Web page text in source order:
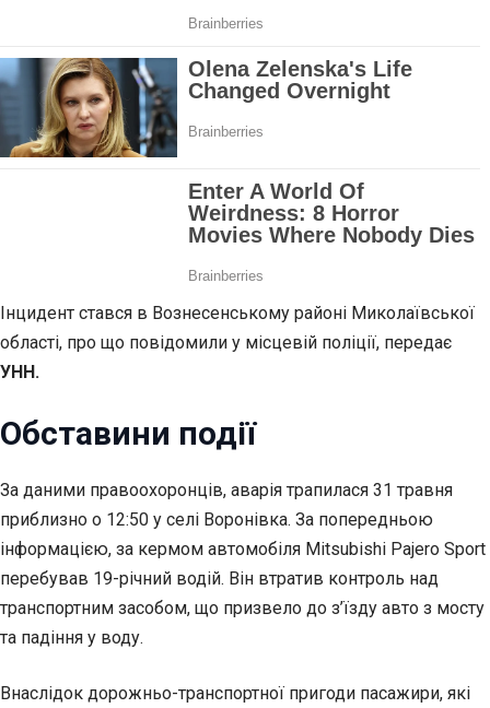
Інцидент стався в Вознесенському районі Миколаївської
області, про що повідомили у місцевій поліції, передає
УНН.
Обставини події
За даними правоохоронців, аварія трапилася 31 травня
приблизно о 12:50 у селі Воронівка. За попередньою
інформацією, за кермом автомобіля Mitsubishi Pajero Sport
перебував 19-річний водій. Він втратив контроль над
транспортним засобом, що призвело до з’їзду авто з мосту
та падіння у воду.
Внаслідок дорожньо-транспортної пригоди пасажири, які